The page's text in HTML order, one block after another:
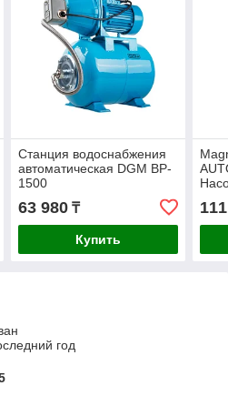
Станция водоснабжения
автоматическая DGM BP-
1500
63 980₸
Купить
год